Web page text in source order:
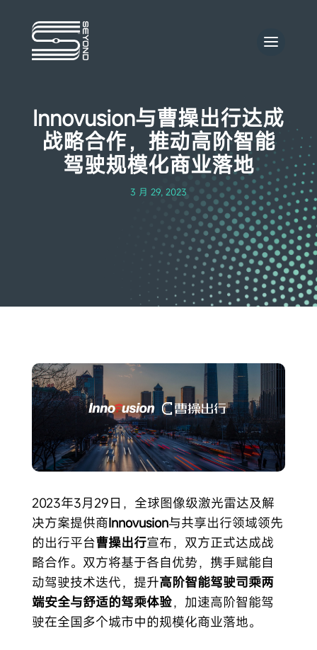
Innovusion与曹操出行达成
战略合作，推动高阶智能
驾驶规模化商业落地
3 月 29, 2023
2023年3月29日，全球图像级激光雷达及解
决方案提供商Innovusion与共享出行领域领先
的出行平台曹操出行宣布，双方正式达成战
略合作。双方将基于各自优势，携手赋能自
动驾驶技术迭代，提升高阶智能驾驶司乘两
端安全与舒适的驾乘体验，加速高阶智能驾
驶在全国多个城市中的规模化商业落地。